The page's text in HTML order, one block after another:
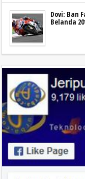
Dovi: Ban
Belanda